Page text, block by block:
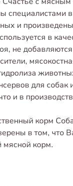
специалистами
и
в
не добавляются
для собак
и в
корм
в том, что
мясной корм.